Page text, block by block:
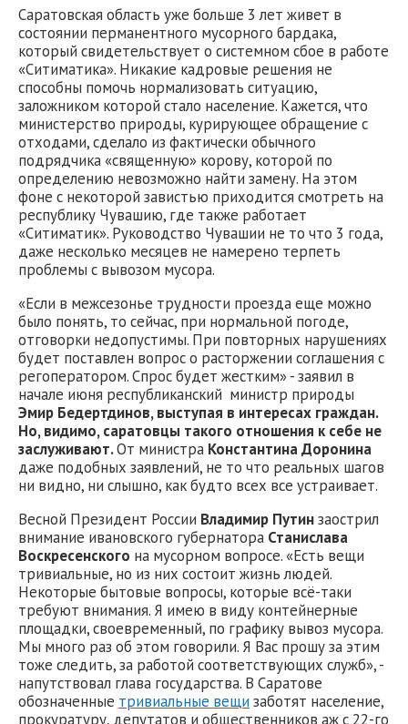
Саратовская область уже больше 3 лет живет в
состоянии перманентного мусорного бардака,
который свидетельствует о системном сбое в работе
«Ситиматика». Никакие кадровые решения не
способны помочь нормализовать ситуацию,
заложником которой стало население. Кажется, что
министерство природы, курирующее обращение с
отходами, сделало из фактически обычного
подрядчика «священную» корову, которой по
определению невозможно найти замену. На этом
фоне с некоторой завистью приходится смотреть на
республику Чувашию, где также работает
«Ситиматик». Руководство Чувашии не то что 3 года,
даже несколько месяцев не намерено терпеть
проблемы с вывозом мусора.
«Если в межсезонье трудности проезда еще можно
было понять, то сейчас, при нормальной погоде,
отговорки недопустимы. При повторных нарушениях
будет поставлен вопрос о расторжении соглашения с
регоператором. Спрос будет жестким» - заявил в
начале июня республиканский министр природы
Эмир Бедертдинов, выступая в интересах граждан.
Но, видимо, саратовцы такого отношения к себе не
заслуживают.От министра Константина Доронина
даже подобных заявлений, не то что реальных шагов
ни видно, ни слышно, как будто всех все устраивает.
Весной Президент России Владимир Путинзаострил
внимание ивановского губернатора Станислава
Воскресенского на мусорном вопросе. «Есть вещи
тривиальные, но из них состоит жизнь людей.
Некоторые бытовые вопросы, которые всё-таки
требуют внимания. Я имею в виду контейнерные
площадки, своевременный, по графику вывоз мусора.
Мы много раз об этом говорили. Я Вас прошу за этим
тоже следить, за работой соответствующих служб», -
напутствовал глава государства. В Саратове
обозначенные тривиальные вещи заботят население,
прокуратуру, депутатов и общественников аж с 22-го